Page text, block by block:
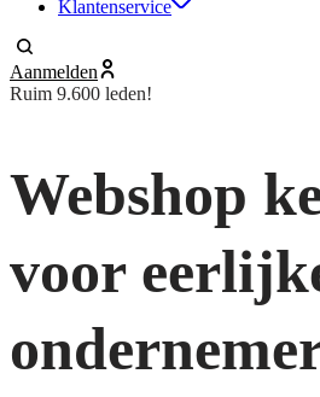
Klantenservice
Aanmelden
Ruim 9.600 leden!
Webshop
voor